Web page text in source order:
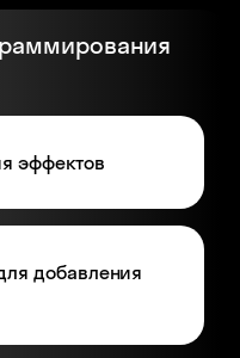
эффектов
добавления